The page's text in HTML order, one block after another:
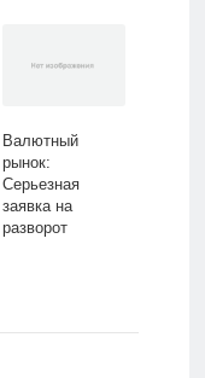
Валютный
рынок:
Серьезная
заявка на
разворот